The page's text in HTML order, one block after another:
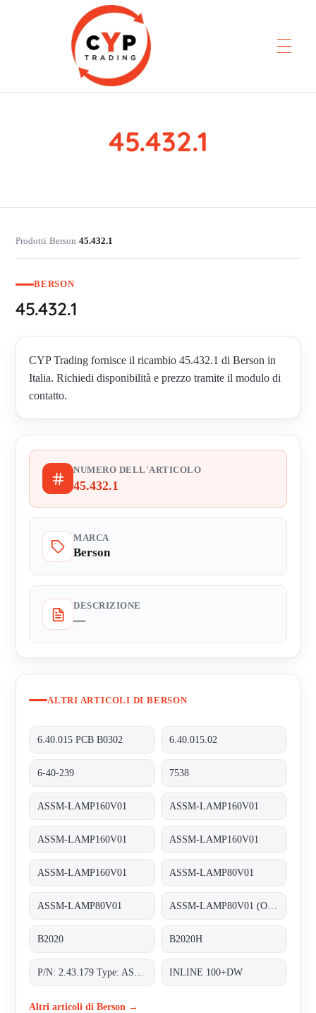
45.432.1
Prodotti›Berson›45.432.1
BERSON
45.432.1
CYP Trading fornisce il ricambio 45.432.1 di Berson in
Italia. Richiedi disponibilità e prezzo tramite il modulo di
contatto.
NUMERO DELL'ARTICOLO
45.432.1
MARCA
Berson
DESCRIZIONE
—
ALTRI ARTICOLI DI BERSON
6.40.015 PCB B0302 6.40.015.02
6-40-239 7538
ASSM-LAMP160V01 ASSM-LAMP160V01
ASSM-LAMP160V01 ASSM-LAMP160V01
ASSM-LAMP160V01 ASSM-LAMP80V01
ASSM-LAMP80V01
B2020 B2020H
INLINE 100+DW
Altri articoli di Berson →